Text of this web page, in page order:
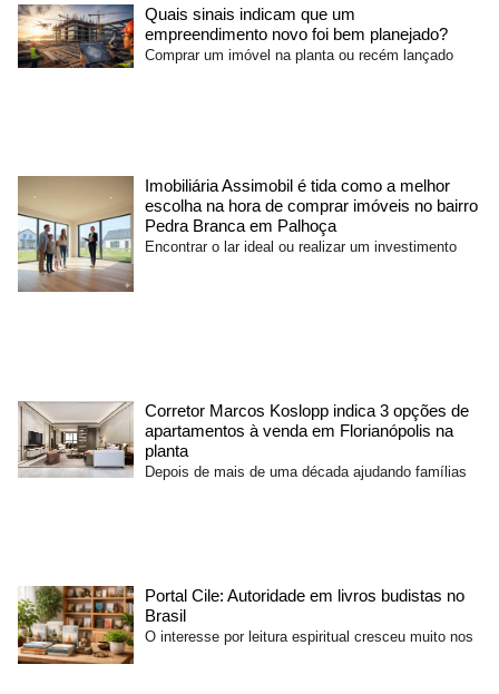
Quais sinais indicam que um
empreendimento novo foi bem planejado?
Comprar um imóvel na planta ou recém lançado
Imobiliária Assimobil é tida como a melhor
escolha na hora de comprar imóveis no bairro
Pedra Branca em Palhoça
Encontrar o lar ideal ou realizar um investimento
Corretor Marcos Koslopp indica 3 opções de
apartamentos à venda em Florianópolis na
planta
Depois de mais de uma década ajudando famílias
Portal Cile: Autoridade em livros budistas no
Brasil
O interesse por leitura espiritual cresceu muito nos